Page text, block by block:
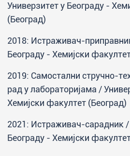
Универзитет у Београду -
(Београд)
2018: Истраживач-
Београду - Хемијски
2019: Самостални стручно-
рад у лабораторијама /
Хемијски факултет (Београд)
2021: Истраживач-сарадник /
Београду - Хемијски